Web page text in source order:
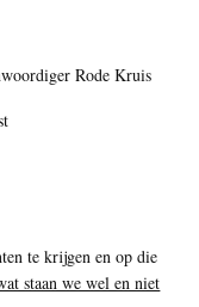
Rode Kruis
te krijgen en op die
staan we wel en niet